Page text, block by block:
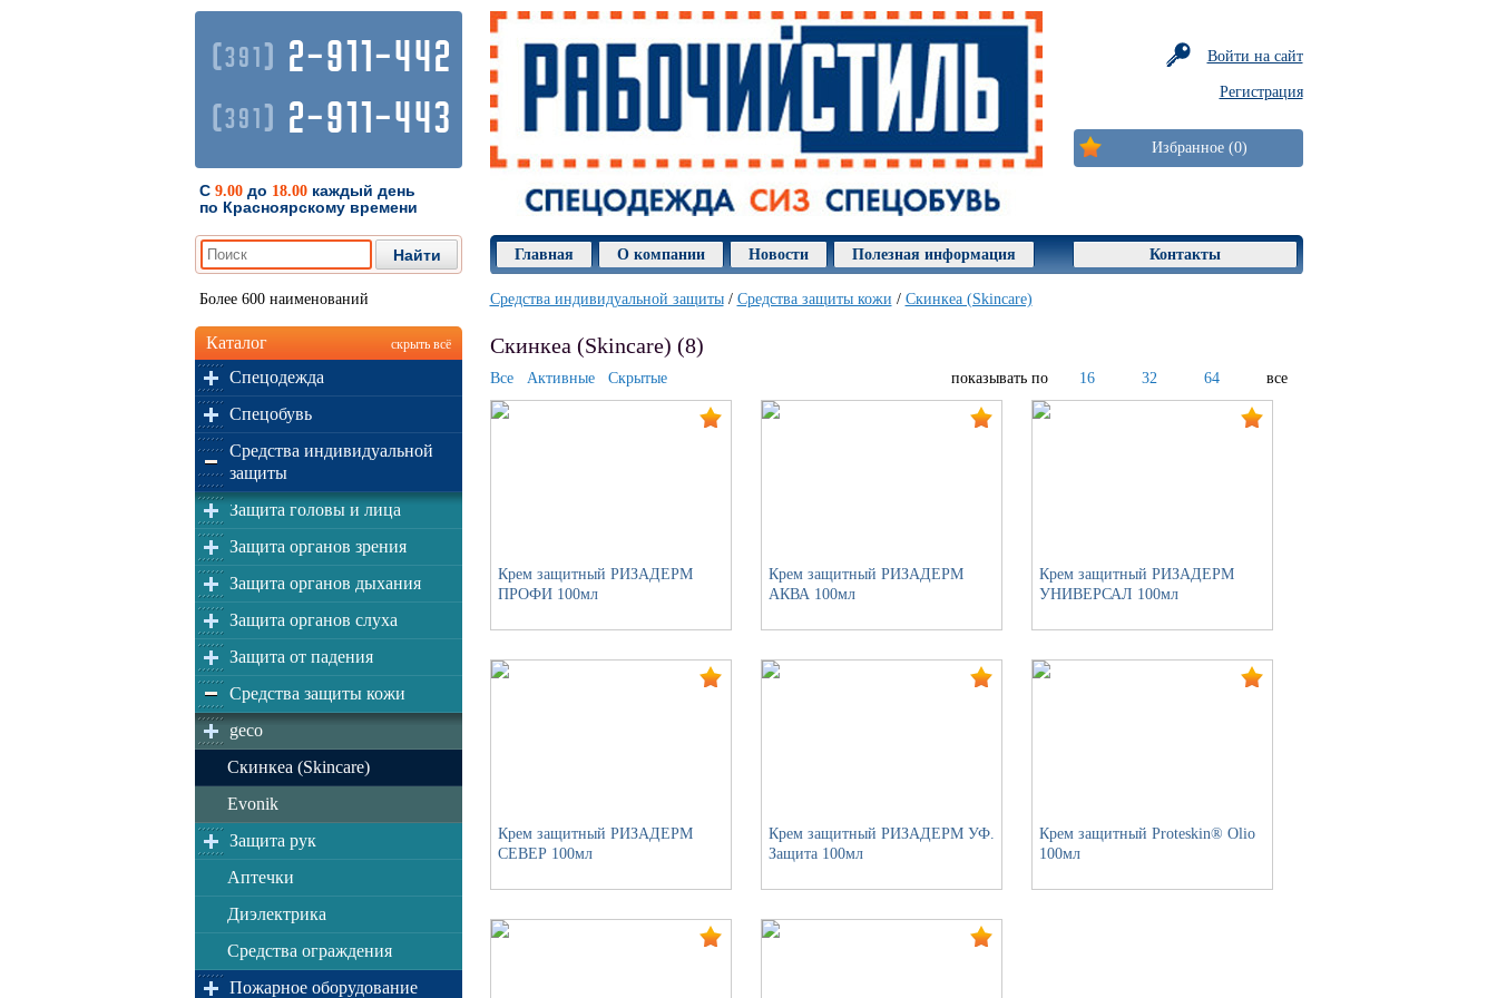
(391) 2-911-442
(391) 2-911-443
С 9.00до 18.00каждый день
по Красноярскому времени
Войти на сайт
Регистрация
Избранное (0)
Главная О компании Новости Полезная информация Контакты
Более 600 наименований
Каталог скрыть всё
Спецодежда
Спецобувь
Средства индивидуальной
защиты
Защита головы и лица
Защита органов зрения
Защита органов дыхания
Защита органов слуха
Защита от падения
Средства защиты кожи
geco
Скинкеа (Skincare)
Evonik
Защита рук
Аптечки
Диэлектрика
Средства ограждения
Пожарное оборудование
Средства индивидуальной защиты/ Средства защиты кожи / Скинкеа (Skincare)
Скинкеа (Skincare) (8)
Все Активные Скрытые все
64
32
16
показывать по
Крем защитный РИЗАДЕРМ
ПРОФИ 100мл
Крем защитный РИЗАДЕРМ
АКВА 100мл
Крем защитный РИЗАДЕРМ
УНИВЕРСАЛ 100мл
Крем защитный РИЗАДЕРМ
СЕВЕР 100мл
Крем защитный РИЗАДЕРМ УФ.
Защита 100мл
Крем защитный Proteskin® Olio
100мл